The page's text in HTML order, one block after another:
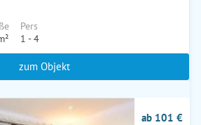
Pers
1 - 4
zum Objekt
ab 101 €